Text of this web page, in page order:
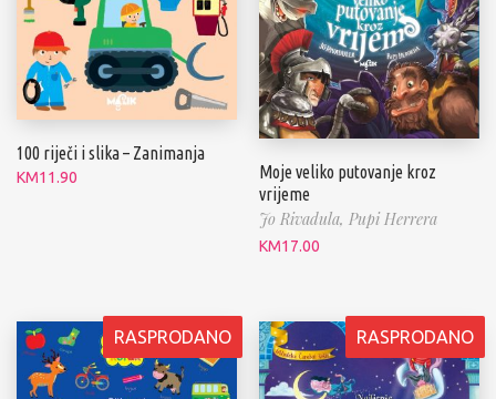
100 riječi i slika – Zanimanja
KM11.90
Moje veliko putovanje kroz
vrijeme
Jo Rivadula, Pupi Herrera
KM17.00
RASPRODANO RASPRODANO